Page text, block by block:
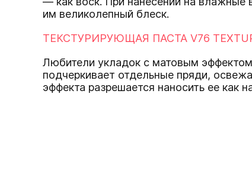
им великолепный блеск.
ТЕКСТУРИРУЮЩАЯ ПАСТА V76
Любители укладок с матовым
подчеркивает отдельные пряди,
эффекта разрешается наносить ее как